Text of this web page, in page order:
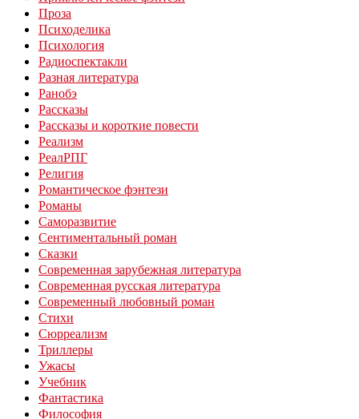
Проза
Психоделика
Психология
Радиоспектакли
Разная литература
Ранобэ
Рассказы
Рассказы и короткие повести
Реализм
РеалРПГ
Религия
Романтическое фэнтези
Романы
Саморазвитие
Сентиментальный роман
Сказки
Современная зарубежная литература
Современная русская литература
Современный любовный роман
Стихи
Сюрреализм
Триллеры
Ужасы
Учебник
Фантастика
Философия